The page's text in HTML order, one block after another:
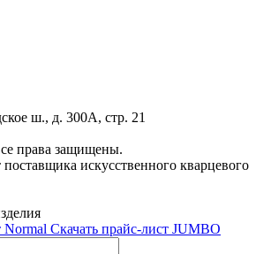
ш., д. 300А, стр. 21
права защищены.
искусственного кварцевого
Normal Скачать прайс-лист JUMBO